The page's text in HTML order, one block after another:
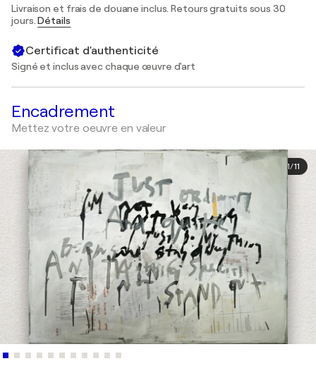
Livraison et frais de douane inclus. Retours gratuits sous 30
jours.Détails
Certificat d'authenticité
Signé et inclus avec chaque œuvre d'art
Encadrement
Mettez votre oeuvre en valeur
1/11